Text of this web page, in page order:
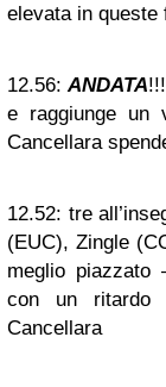
elevata in queste
12.56: ANDATA
e raggiunge un
Cancellara
12.52: tre
(EUC), Zingle
meglio piazzato
con un ritardo
Cancellara